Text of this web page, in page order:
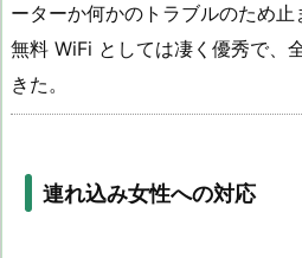
ーターか何かのトラブルのため
無料 WiFi としては凄く優秀で、
きた。
連れ込み女性への対応